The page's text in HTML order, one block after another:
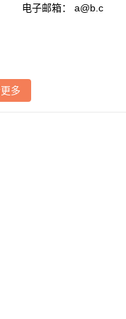
电子邮箱： a@b.c
多